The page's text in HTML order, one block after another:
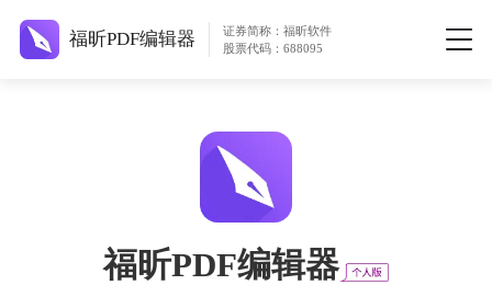
福昕PDF编辑器
证券简称：福昕软件
股票代码：688095
福昕PDF编辑器